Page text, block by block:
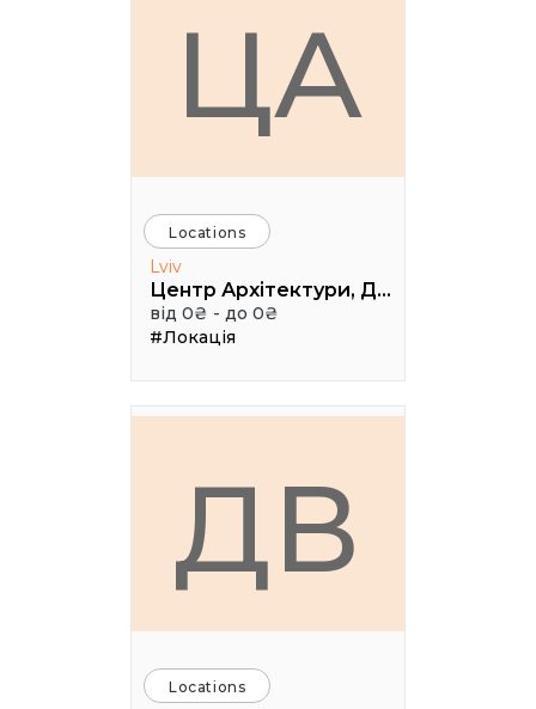
ЦА
Locations
Lviv
Центр Архітектури, Дизайну та Урбаністики Порохова ВЕЖА
від 0₴ - до 0₴
#Локація
ДВ
Locations